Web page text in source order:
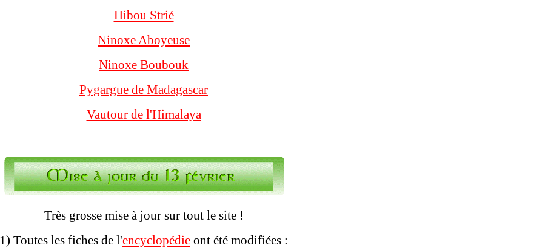
Hibou Strié
Ninoxe Aboyeuse
Ninoxe Boubouk
Pygargue de Madagascar
Vautour de l'Himalaya
Très grosse mise à jour sur tout le site !
1) Toutes les fiches de l'encyclopédie ont été modifiées :